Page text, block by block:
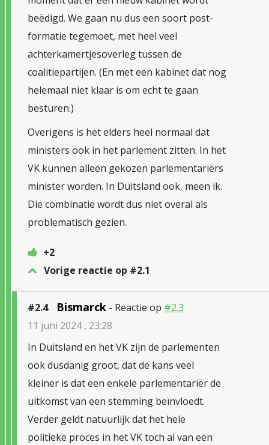
beëdigd. We gaan nu dus een soort post-
formatie tegemoet, met heel veel
achterkamertjesoverleg tussen de
coalitiepartijen. (En met een kabinet dat nog
helemaal niet klaar is om echt te gaan
besturen.)
Overigens is het elders heel normaal dat
ministers ook in het parlement zitten. In het
VK kunnen alleen gekozen parlementariërs
minister worden. In Duitsland ook, meen ik.
Die combinatie wordt dus niet overal als
problematisch gezien.
+2
Vorige reactie op #2.1
#2.4 Bismarck - Reactie op #2.3
11 juni 2024 , 23:28
In Duitsland en het VK zijn de parlementen
ook dusdanig groot, dat de kans veel
kleiner is dat een enkele parlementariër de
uitkomst van een stemming beïnvloedt.
Verder geldt natuurlijk dat het hele
politieke proces in het VK toch al van een